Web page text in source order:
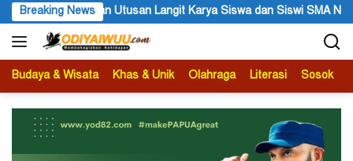
Langsung
ke
konten
Breaking News
SMA Negeri 1 Dogiyai Anggota MRP Papua
Budaya & Wisata Khas & Unik Olahraga Literasi Sosok